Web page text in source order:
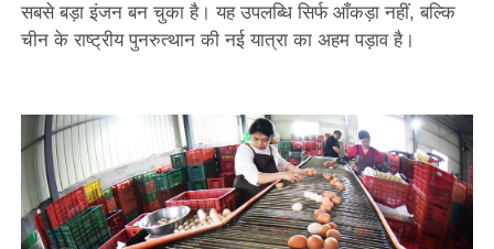
सबसे बड़ा इंजन बन चुका है। यह उपलब्धि सिर्फ आँकड़ा नहीं, बल्कि
चीन के राष्ट्रीय पुनरुत्थान की नई यात्रा का अहम पड़ाव है।